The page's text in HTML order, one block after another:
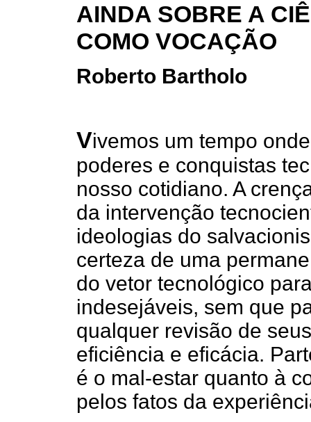
AINDA SOBRE A
COMO VOCAÇÃO
Roberto Bartholo
Vivemos um tempo
poderes e conquistas
nosso cotidiano. A
da intervenção
ideologias do
certeza de uma
do vetor tecnológico
indesejáveis, sem que
qualquer revisão de
eficiência e eficácia.
é o mal-estar quanto à
pelos fatos da